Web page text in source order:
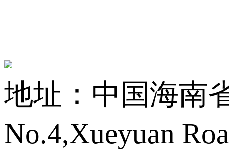
地址：中国海南
No.4,Xueyuan